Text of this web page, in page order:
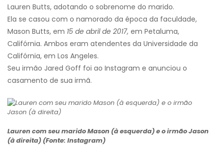
Lauren Butts, adotando o sobrenome do marido.
Ela se casou com o namorado da época da faculdade,
Mason Butts, em 15 de abril de 2017, em Petaluma,
Califórnia. Ambos eram atendentes da Universidade da
Califórnia, em Los Angeles.
Seu irmão Jared Goff foi ao Instagram e anunciou o
casamento de sua irmã.
Lauren com seu marido Mason (à esquerda) e o irmão Jason
(à direita) (Fonte: Instagram)